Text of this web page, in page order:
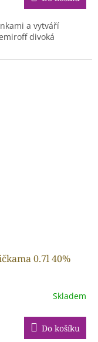
a vytváří
divoká
0.7l 40%
Skladem
Do košíku